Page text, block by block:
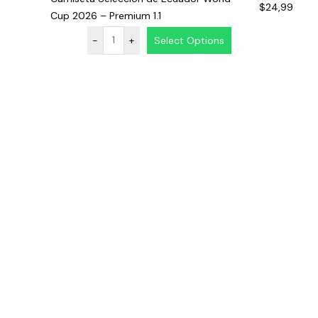
Cup 2026 – Premium 1.1
$24,99
- + Select Options